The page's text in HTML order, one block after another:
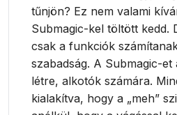
tűnjön? Ez nem valami
Submagic-kel töltött kedd.
csak a funkciók
szabadság. A Submagic-
létre, alkotók számára.
kialakítva, hogy a „meh”